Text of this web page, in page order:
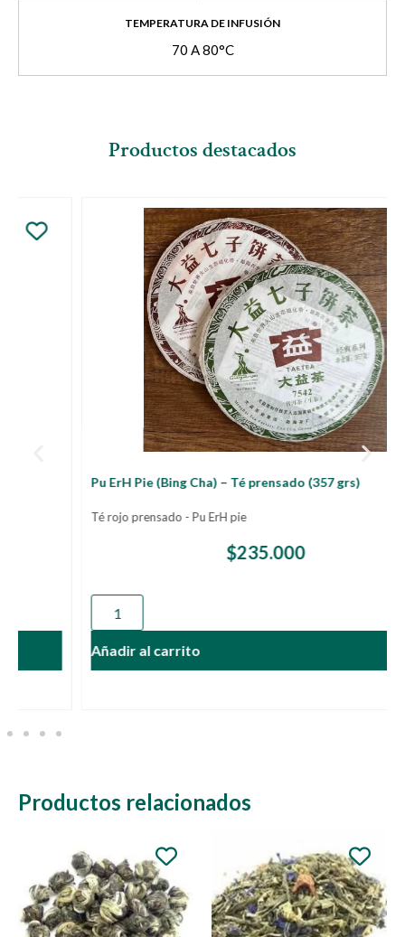
TEMPERATURA DE INFUSIÓN
70 A 80°C
Productos destacados
Pu ErH Pie (Bing Cha) – Té prensado (357 grs)
Té rojo prensado - Pu ErH pie
235.000
Añadir al carrito
Productos relacionados